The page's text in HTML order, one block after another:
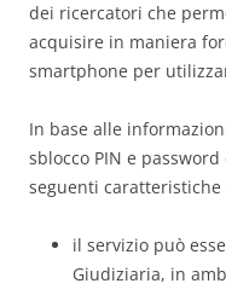
dei ricercatori che
acquisire in maniera
smartphone per
In base alle
sblocco PIN e
seguenti
il servizio può
Giudiziaria, in